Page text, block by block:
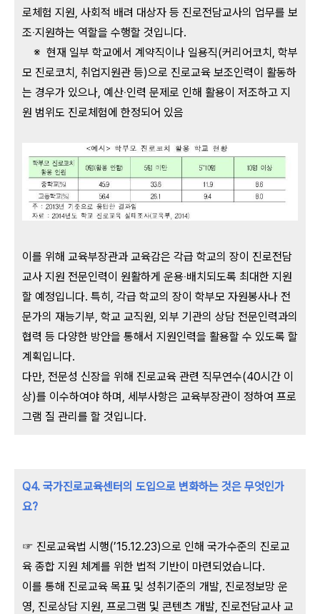
로체험 지원, 사회적 배려 대상자 등 진로전담교사의 업무를 보
조‧지원하는 역할을 수행할 것입니다.
※ 현재 일부 학교에서 계약직이나 일용직(커리어코치, 학부
모 진로코치, 취업지원관 등)으로 진로교육 보조인력이 활동하
는 경우가 있으나, 예산‧인력 문제로 인해 활용이 저조하고 지
원 범위도 진로체험에 한정되어 있음
이를 위해 교육부장관과 교육감은 각급 학교의 장이 진로전담
교사 지원 전문인력이 원활하게 운용‧배치되도록 최대한 지원
할 예정입니다. 특히, 각급 학교의 장이 학부모 자원봉사나 전
문가의 재능기부, 학교 교직원, 외부 기관의 상담 전문인력과의
협력 등 다양한 방안을 통해서 지원인력을 활용할 수 있도록 할
계획입니다.
다만, 전문성 신장을 위해 진로교육 관련 직무연수(40시간 이
상)를 이수하여야 하며, 세부사항은 교육부장관이 정하여 프로
그램 질 관리를 할 것입니다.
Q4. 국가진로교육센터의 도입으로 변화하는 것은 무엇인가
요?
☞ 진로교육법 시행(’15.12.23)으로 인해 국가수준의 진로교
육 종합 지원 체계를 위한 법적 기반이 마련되었습니다.
이를 통해 진로교육 목표 및 성취기준의 개발, 진로정보망 운
영, 진로상담 지원, 프로그램 및 콘텐츠 개발, 진로전담교사 교